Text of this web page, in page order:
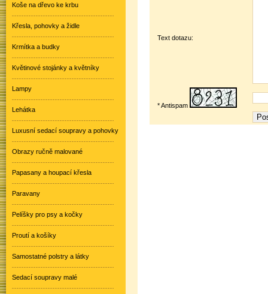
Text dotazu:
* Antispam
Koše na dřevo ke krbu
Křesla, pohovky a židle
Krmítka a budky
Květinové stojánky a květníky
Lampy
Lehátka
Luxusní sedací soupravy a pohovky
Obrazy ručně malované
Papasany a houpací křesla
Paravany
Pelíšky pro psy a kočky
Proutí a košíky
Samostatné polstry a látky
Sedací soupravy malé